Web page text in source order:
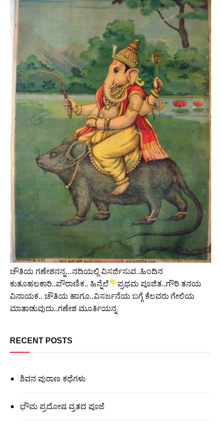
ಚೌತಿಯ ಗಣೇಶನನ್ನ…ನದಿಯಲ್ಲಿ ವಿಸರ್ಜಿಸುವ..ಹಿಂದಿನ
ಕುತೂಹಲಕಾರಿ..ಪೌರಾಣಿಕ.. ಹಿನ್ನೆಲೆ
ಪ್ರಥಮ ಪೂಜಿತ..ಗೌರಿ ತನಯ
ವಿನಾಯಕ.. ಚೌತಿಯ ಹಾಗೂ..ವಿಸರ್ಜನೆಯ ಬಗ್ಗೆ ಕೆಲವರು ಗೇಲಿಯ
ಮಾತಾಡುವುದು..ಗಣೇಶ ಮೂರ್ತಿಯನ್ನ
RECENT POSTS
ಶಿವನ ಪುರಾಣ ಕಥೆಗಳು
ಭೌಮ ಪ್ರದೋಷ ವ್ರತದ ಪೂಜೆ